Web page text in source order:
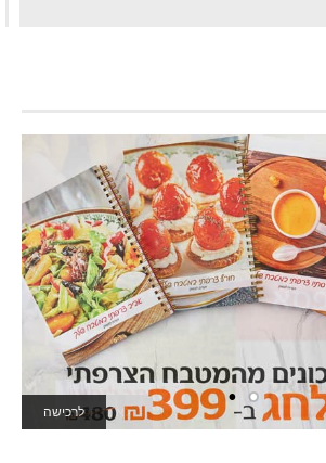
לרכישה
לאתר המשחקים